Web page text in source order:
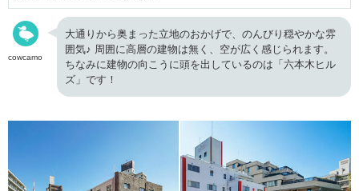
cowcamo
大通りから奥まった立地のおかげで、のんびり穏やかな雰
囲気♪ 周囲に高層の建物は無く、空が広く感じられます。
ちなみに建物の向こうに頭を出しているのは「六本木ヒル
ズ」です！